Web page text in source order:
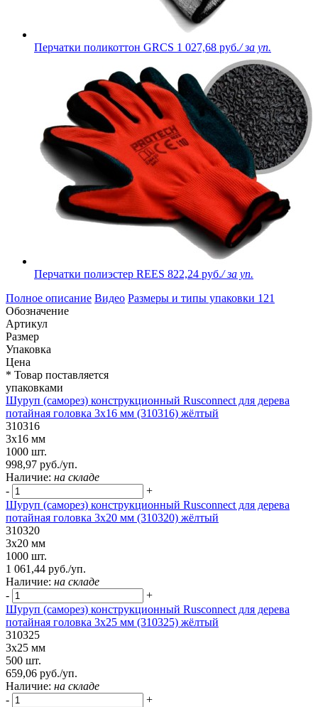
Перчатки поликоттон GRCS 1 027,68 руб./ за уп.
Перчатки полиэстер REES 822,24 руб./ за уп.
Полное описание Видео Размеры и типы упаковки 121
Обозначение
Артикул
Размер
Упаковка
Цена
* Товар поставляется
упаковками
Шуруп (саморез) конструкционный Rusconnect для дерева
потайная головка 3х16 мм (310316) жёлтый
310316
3х16 мм
1000 шт.
998,97 руб./уп.
Наличие: на складе
-
+
Шуруп (саморез) конструкционный Rusconnect для дерева
потайная головка 3х20 мм (310320) жёлтый
310320
3х20 мм
1000 шт.
1 061,44 руб./уп.
Наличие: на складе
-
+
Шуруп (саморез) конструкционный Rusconnect для дерева
потайная головка 3х25 мм (310325) жёлтый
310325
3х25 мм
500 шт.
659,06 руб./уп.
Наличие: на складе
-
+